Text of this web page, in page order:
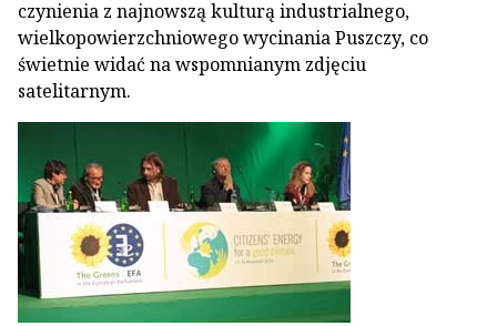
czynienia z najnowszą kulturą industrialnego,
wielkopowierzchniowego wycinania Puszczy, co
świetnie widać na wspomnianym zdjęciu
satelitarnym.